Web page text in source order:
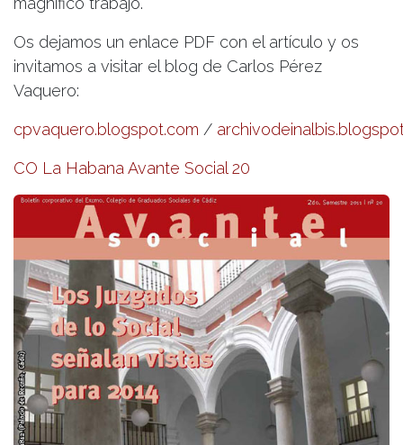
Os dejamos un enlace PDF con el artículo y os
invitamos a visitar el blog de Carlos Pérez
Vaquero:
cpvaquero.blogspot.com /
CO La Habana Avante Social 20